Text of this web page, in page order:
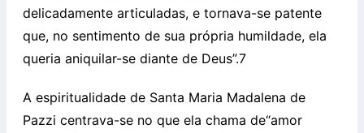
delicadamente articuladas, e tornava-se patente
que, no sentimento de sua própria humildade, ela
queria aniquilar-se diante de Deus”.7
A espiritualidade de Santa Maria Madalena de
Pazzi centrava-se no que ela chama de“amor